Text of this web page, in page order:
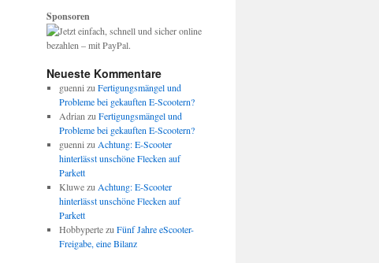
Sponsoren
Neueste Kommentare
guenni zu Fertigungsmängel und
Probleme bei gekauften E-Scootern?
Adrian zu Fertigungsmängel und
Probleme bei gekauften E-Scootern?
guenni zu Achtung: E-Scooter
hinterlässt unschöne Flecken auf
Parkett
Kluwezu Achtung: E-Scooter
hinterlässt unschöne Flecken auf
Parkett
Hobbypertezu Fünf Jahre eScooter-
Freigabe, eine Bilanz